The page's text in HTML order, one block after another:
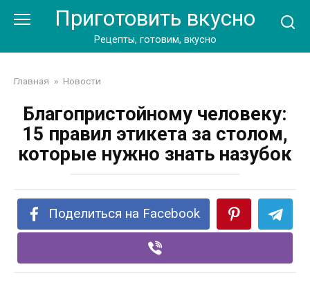
Приготовить вкусно
Рецепты, готовим, вкусно
Главная » Новости
Благопристойному человеку:
15 правил этикета за столом,
которые нужно знать назубок
Поделиться на Facebook